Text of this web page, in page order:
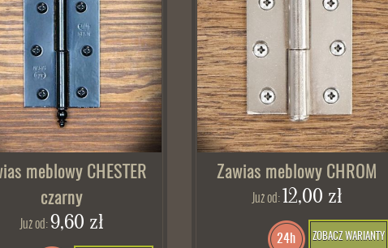
meblowy CHESTER
czarny
Już od: 9,60 zł
Zawias meblowy CHROM
Już od:12,00 zł
ZOBACZ WARIANTY
24h